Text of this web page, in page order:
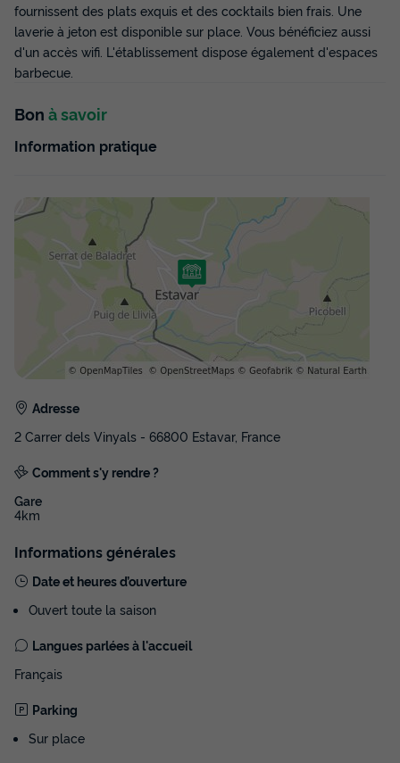
fournissent des plats exquis et des cocktails bien frais. Une
laverie à jeton est disponible sur place. Vous bénéficiez aussi
d'un accès wifi. L'établissement dispose également d'espaces
barbecue.
Bon à savoir
Information pratique
Adresse
2 Carrer dels Vinyals - 66800 Estavar, France
Comment s'y rendre ?
Gare
4km
Informations générales
Date et heures d’ouverture
Ouvert toute la saison
Langues parlées à l'accueil
Français
Parking
Sur place